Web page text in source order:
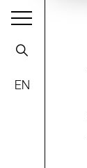
EN